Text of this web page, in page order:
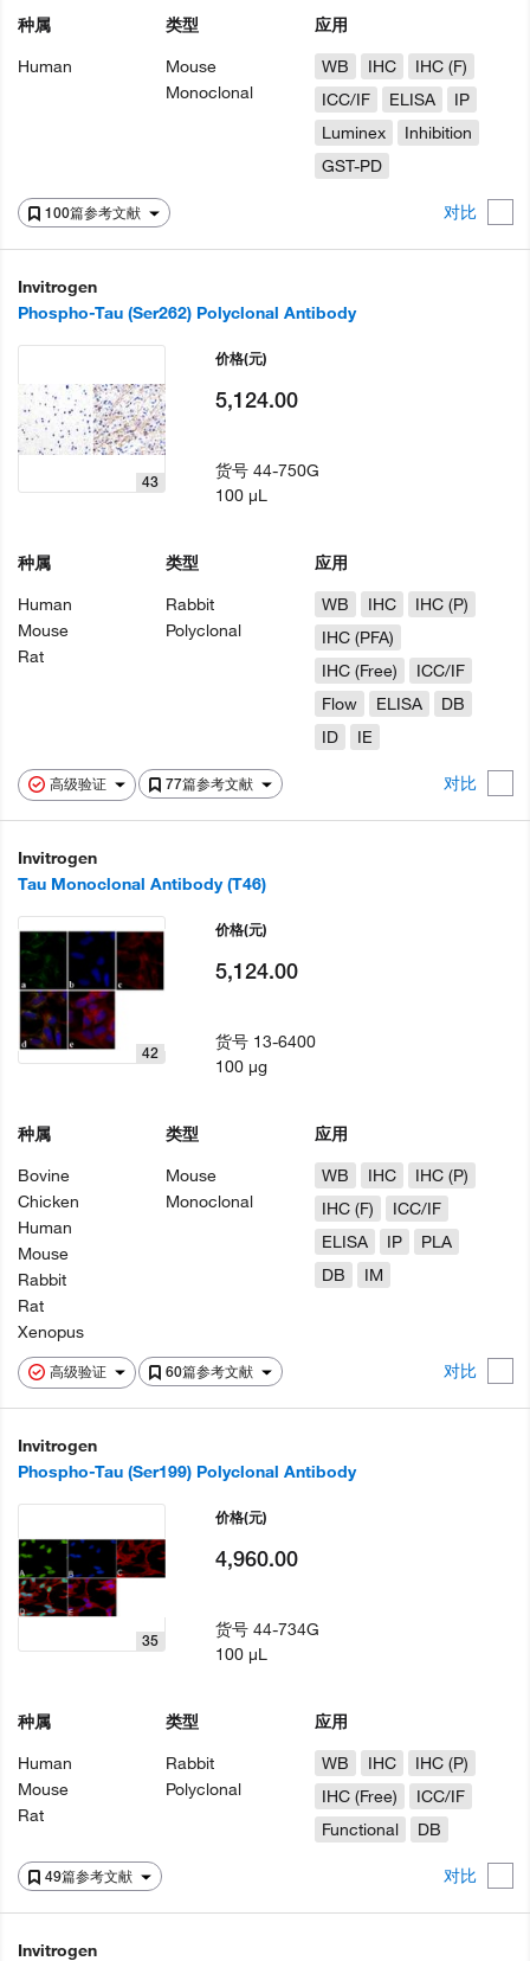
100篇参考文献 对比
种属
Human
类型
Mouse
Monoclonal
应用
WB
IHC
IHC (F)
ICC/IF
ELISA
IP
Luminex
Inhibition
GST-PD
Invitrogen
Phospho-Tau (Ser262) Polyclonal Antibody
高级验证 77篇参考文献 对比
43
种属
Human
Mouse
Rat
类型
Rabbit
Polyclonal
应用
WB
IHC
IHC (P)
IHC (PFA)
IHC (Free)
ICC/IF
Flow
ELISA
DB
ID
IE
价格(元)
5,124.00
货号44-750G
100 µL
Invitrogen
Tau Monoclonal Antibody (T46)
高级验证 60篇参考文献 对比
42
种属
Bovine
Chicken
Human
Mouse
Rabbit
Rat
Xenopus
类型
Mouse
Monoclonal
应用
WB
IHC
IHC (P)
IHC (F)
ICC/IF
ELISA
IP
PLA
DB
IM
价格(元)
5,124.00
货号 13-6400
100 µg
Invitrogen
Phospho-Tau (Ser199) Polyclonal Antibody
49篇参考文献 对比
35
种属
Human
Mouse
Rat
类型
Rabbit
Polyclonal
应用
WB
IHC
IHC (P)
IHC (Free)
ICC/IF
Functional
DB
价格(元)
4,960.00
货号44-734G
100 µL
Invitrogen